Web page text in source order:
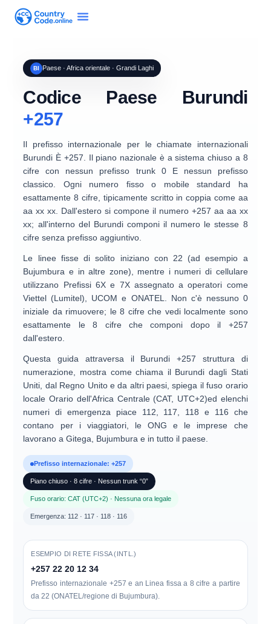
BI Paese · Africa orientale · Grandi Laghi
Codice Paese Burundi
+257
Il prefisso internazionale per le chiamate internazionali
Burundi È +257 . Il piano nazionale è asistema chiuso a 8
cifre con nessun prefisso trunk 0E nessun prefisso
classico . Ogni numero fisso o mobile standard ha
esattamente8 cifre, tipicamente scritto in coppia come aa
aa xx xx . Dall'estero si compone il numero +257 aa aa xx
xx; all'interno del Burundi componi il numero le stesse 8
cifre senza prefisso aggiuntivo.
Le linee fisse di solito iniziano con 22 (ad esempio a
Bujumbura e in altre zone), mentre i numeri di cellulare
utilizzano Prefissi 6X e 7Xassegnato a operatori come
Viettel (Lumitel), UCOM e ONATEL. Non c'è nessuno 0
iniziale da rimuovere; le 8 cifre che vedi localmente sono
esattamente le 8 cifre che componi dopo il +257
dall'estero.
Questa guida attraversa il Burundi+257 struttura di
numerazione , mostra comechiama il Burundi dagli Stati
Uniti, dal Regno Unito e da altri paesi , spiega il fuso orario
localeOrario dell'Africa Centrale (CAT, UTC+2)ed elenchi
numeri di emergenza piace 112, 117, 118 e 116 che
contano per i viaggiatori, le ONG e le imprese che
lavorano a Gitega, Bujumbura e in tutto il paese.
Prefisso internazionale: +257
Piano chiuso · 8 cifre · Nessun trunk “0”
Fuso orario: CAT (UTC+2) · Nessuna ora legale
Emergenza: 112 · 117 · 118 · 116
ESEMPIO DI RETE FISSA (INTL.)
+257 22 20 12 34
Prefisso internazionale +257 e an Linea fissa a 8 cifre a partire
da22 (ONATEL/regione di Bujumbura).